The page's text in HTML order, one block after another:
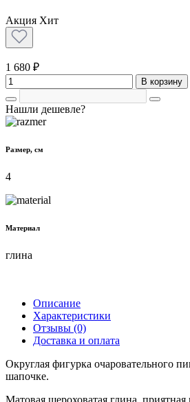
Акция Хит
1 680 ₽
В корзину
Нашли дешевле?
Размер, см
4
Материал
глина
Описание
Характеристики
Отзывы (0)
Доставка и оплата
Округлая фигурка очаровательного
шапочке.
Матовая шероховатая глина,